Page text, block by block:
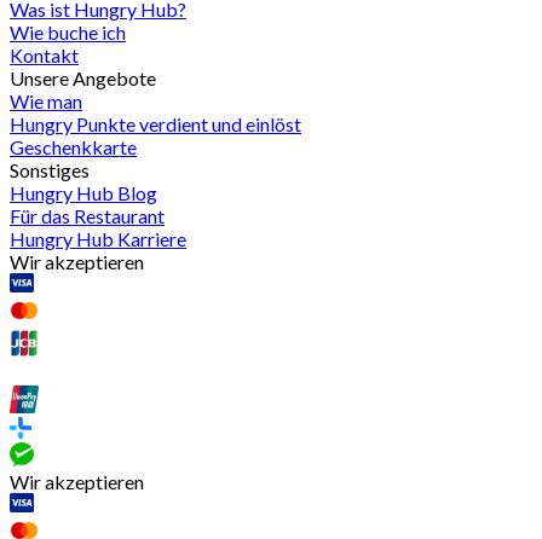
Was ist Hungry Hub?
Wie buche ich
Kontakt
Unsere Angebote
Wie man
Hungry Punkte verdient und einlöst
Geschenkkarte
Sonstiges
Hungry Hub Blog
Für das Restaurant
Hungry Hub Karriere
Wir akzeptieren
Wir akzeptieren